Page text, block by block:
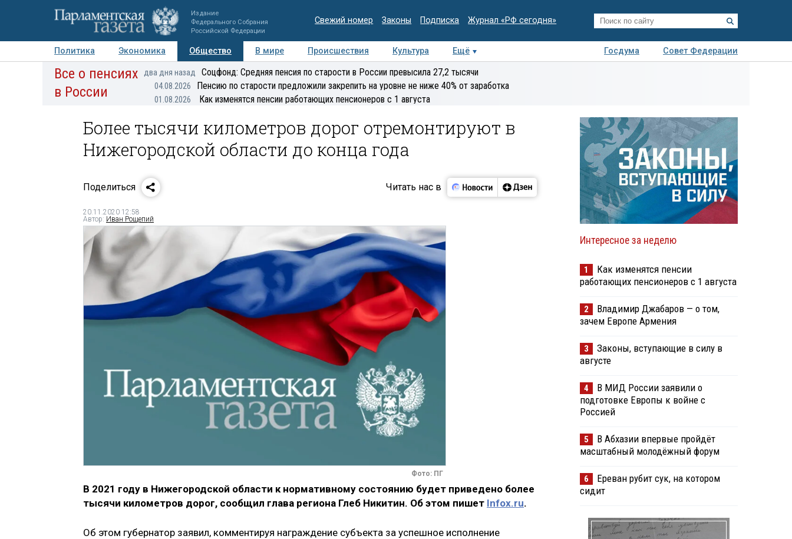
Издание
Федерального Собрания
Российской Федерации
Свежий номер Законы Подписка Журнал «РФ сегодня»
Политика Экономика Общество В мире Происшествия Культура Ещё Госдума
Совет Федерации
Авторы Персоны Мнения Регионы Медиацентр Интервью Колумнисты
Все о пенсиях
в России
два дня назад Соцфонд: Средняя пенсия по старости в России превысила 27,2 тысячи
04.08.2026 Пенсию по старости предложили закрепить на уровне не ниже 40% от заработка
01.08.2026 Как изменятся пенсии работающих пенсионеров с 1 августа
Более тысячи километров дорог отремонтируют в
Нижегородской области до конца года
Поделиться Читать нас в
20.11.2020 12:58
Автор: Иван Рощепий
Фото: ПГ
В 2021 году в Нижегородской области к нормативному состоянию будет приведено более
тысячи километров дорог, сообщил глава региона Глеб Никитин. Об этом пишет Infox.ru.
Об этом губернатор заявил, комментируя награждение субъекта за успешное исполнение
Интересное за неделю
1
Как изменятся пенсии
работающих пенсионеров с 1 августа
2
Владимир Джабаров — о том,
зачем Европе Армения
3
Законы, вступающие в силу в
августе
4
В МИД России заявили о
подготовке Европы к войне с
Россией
5
В Абхазии впервые пройдёт
масштабный молодёжный форум
6
Ереван рубит сук, на котором
сидит